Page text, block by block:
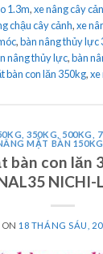
1.3m,xe nâng cây
chậu cây cảnh,xe
,bàn nâng thủy lực
nâng thủy lực,bàn
bàn con lăn 350kg,xe
350KG, 500KG,
MẶT BÀN
bàn con lăn
NICHI-
ON 18 THÁNG SÁU,